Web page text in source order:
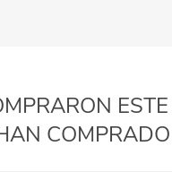
ESTE
COMPRADO